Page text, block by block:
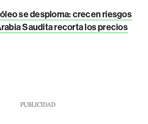
se desploma: crecen riesgos
Saudita recorta los precios
PUBLICIDAD